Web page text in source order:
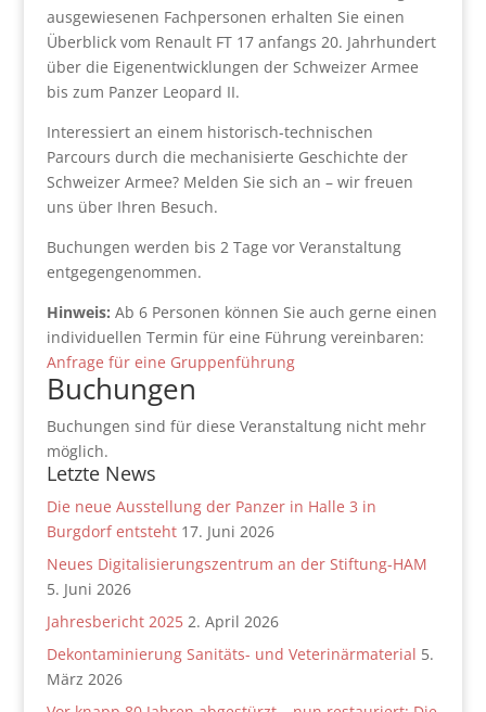
ausgewiesenen Fachpersonen erhalten Sie einen
Überblick vom Renault FT 17 anfangs 20. Jahrhundert
über die Eigenentwicklungen der Schweizer Armee
bis zum Panzer Leopard II.
Interessiert an einem historisch-technischen
Parcours durch die mechanisierte Geschichte der
Schweizer Armee? Melden Sie sich an – wir freuen
uns über Ihren Besuch.
Buchungen werden bis 2 Tage vor Veranstaltung
entgegengenommen.
Hinweis: Ab 6 Personen können Sie auch gerne einen
individuellen Termin für eine Führung vereinbaren:
Anfrage für eine Gruppenführung
Buchungen
Buchungen sind für diese Veranstaltung nicht mehr
möglich.
Letzte News
Die neue Ausstellung der Panzer in Halle 3 in
Burgdorf entsteht 17. Juni 2026
Neues Digitalisierungszentrum an der Stiftung-HAM
5. Juni 2026
Jahresbericht 2025 2. April 2026
Dekontaminierung Sanitäts- und Veterinärmaterial 5.
März 2026